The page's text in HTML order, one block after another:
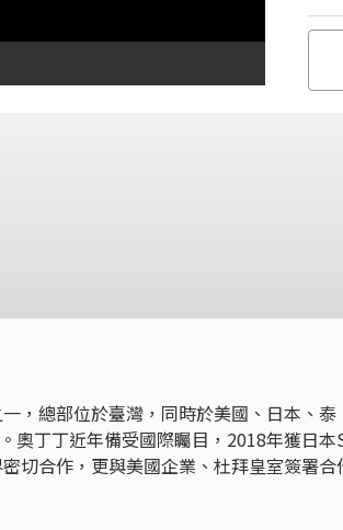
，總部位於臺灣，同時於美國、日本、泰
奧丁丁近年備受國際矚目，2018年獲日本
切合作，更與美國企業、杜拜皇室簽署合